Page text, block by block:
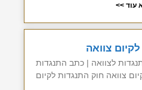
עוד >>
צוואה
לצוואה | כתב התנגדות
צוואה חוק התנגדות לקיום